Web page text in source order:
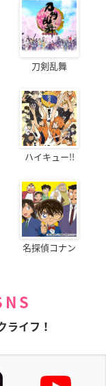
刀剣乱舞
ハイキュー!!
名探偵コナン
ライフ！